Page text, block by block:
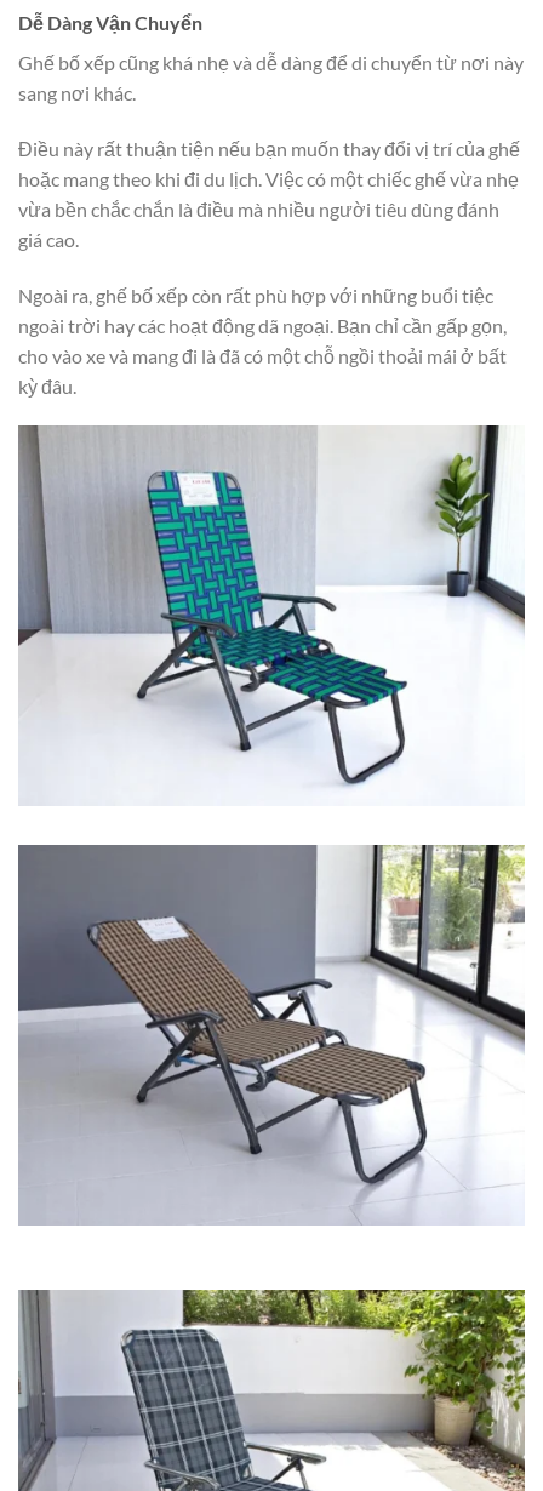
Dễ Dàng Vận Chuyển
Ghế bố xếp cũng khá nhẹ và dễ dàng để di chuyển từ nơi này
sang nơi khác.
Điều này rất thuận tiện nếu bạn muốn thay đổi vị trí của ghế
hoặc mang theo khi đi du lịch. Việc có một chiếc ghế vừa nhẹ
vừa bền chắc chắn là điều mà nhiều người tiêu dùng đánh
giá cao.
Ngoài ra, ghế bố xếp còn rất phù hợp với những buổi tiệc
ngoài trời hay các hoạt động dã ngoại. Bạn chỉ cần gấp gọn,
cho vào xe và mang đi là đã có một chỗ ngồi thoải mái ở bất
kỳ đâu.